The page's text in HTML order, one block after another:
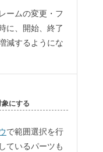
ームの変更・フ
に、開始、終了
減するようにな
にする
で範囲選択を行
ているパーツも